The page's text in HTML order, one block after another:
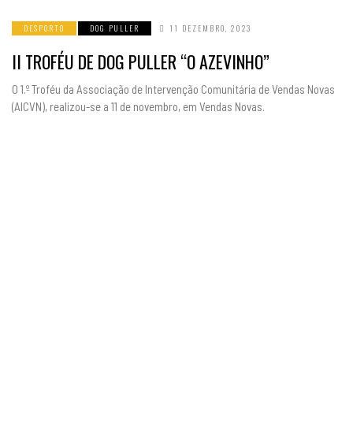
DESPORTO DOG PULLER 11 DEZEMBRO, 2023
II TROFÉU DE DOG PULLER “O AZEVINHO”
O 1.º Troféu da Associação de Intervenção Comunitária de Vendas Novas
(AICVN), realizou-se a 11 de novembro, em Vendas Novas.